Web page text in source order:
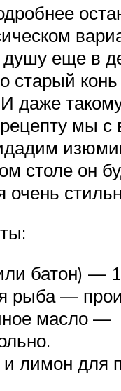
еще в
старый
даже
мы с
столе он
очень
батон) —
рыба —
масло —
лимон для